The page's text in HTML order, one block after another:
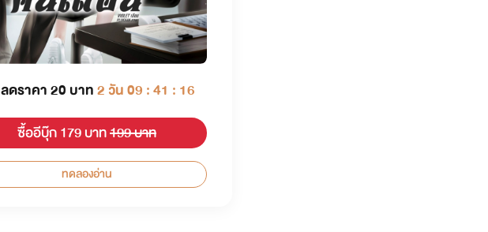
ลดราคา20 บาท2 วัน 09 : 41 : 16
ซื้ออีบุ๊ก 179 บาท199 บาท
ทดลองอ่าน